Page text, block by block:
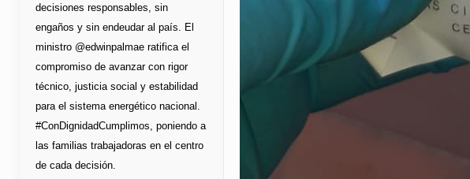
decisiones responsables, sin
engaños y sin endeudar al país. El
ministro @edwinpalmae ratifica el
compromiso de avanzar con rigor
técnico, justicia social y estabilidad
para el sistema energético nacional.
#ConDignidadCumplimos, poniendo a
las familias trabajadoras en el centro
de cada decisión.